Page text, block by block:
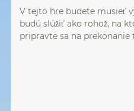
V tejto hre budete musieť
budú slúžiť ako rohož, na
pripravte sa na prekonanie